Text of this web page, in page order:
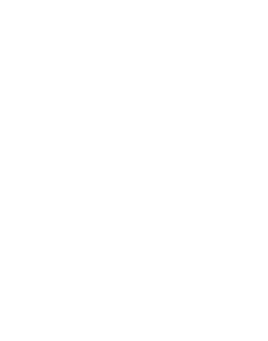
Ihre Fragen zu beantworten und mit Ihnen
Stand #2203 – Level 1.
mit dre passenden Software.
vor Ort vereinbaren!